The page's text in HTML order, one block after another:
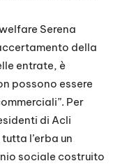
Serena
della
entrate, è
possono essere
Per
di Acli
l’erba un
sociale costruito